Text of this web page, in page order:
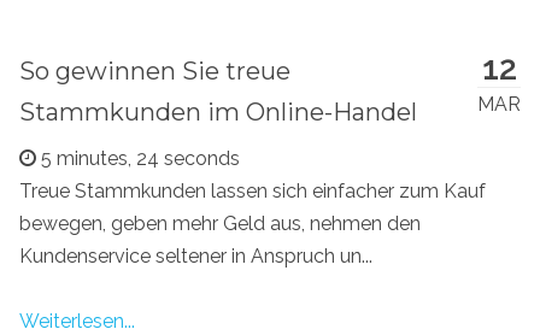
12
MAR
So gewinnen Sie treue
Stammkunden im Online-Handel
5 minutes, 24 seconds
Treue Stammkunden lassen sich einfacher zum Kauf
bewegen, geben mehr Geld aus, nehmen den
Kundenservice seltener in Anspruch un...
Weiterlesen...